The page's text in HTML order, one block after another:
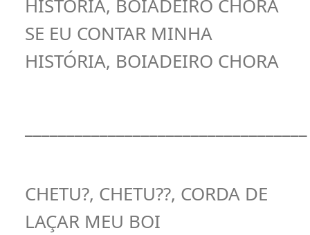
HISTÓRIA, BOIADEIRO CHORA
SE EU CONTAR MINHA
HISTÓRIA, BOIADEIRO CHORA
CHETU?, CHETU??, CORDA DE
LAÇAR MEU BOI